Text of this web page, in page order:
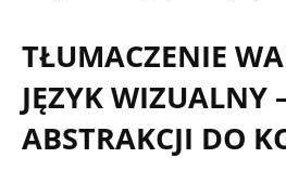
TŁUMACZENIE
JĘZYK WIZUALNY
ABSTRAKCJI DO